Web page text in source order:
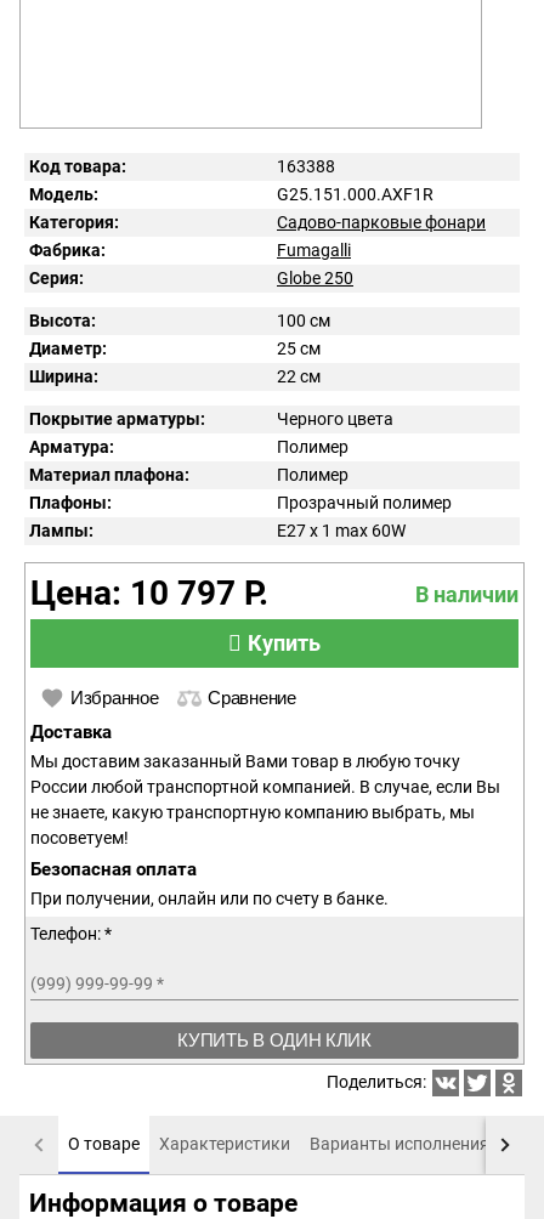
Код товара:
163388
Модель:
G25.151.000.AXF1R
Категория:
Садово-парковые фонари
Фабрика:
Fumagalli
Серия:
Globe 250
Высота:
100 см
Диаметр:
25 см
Ширина:
22 см
Покрытие арматуры:
Черного цвета
Арматура:
Полимер
Материал плафона:
Полимер
Плафоны:
Прозрачный полимер
Лампы:
E27 x 1 max 60W
Цена: 10 797 Р.
В наличии
Купить
Избранное Сравнение
Доставка
Мы доставим заказанный Вами товар в любую точку
России любой транспортной компанией. В случае, если Вы
не знаете, какую транспортную компанию выбрать, мы
посоветуем!
Безопасная оплата
При получении, онлайн или по счету в банке.
Телефон: *
(999) 999-99-99 *
КУПИТЬ В ОДИН КЛИК
Поделиться:
О товаре Характеристики Варианты исполнения
Информация о товаре